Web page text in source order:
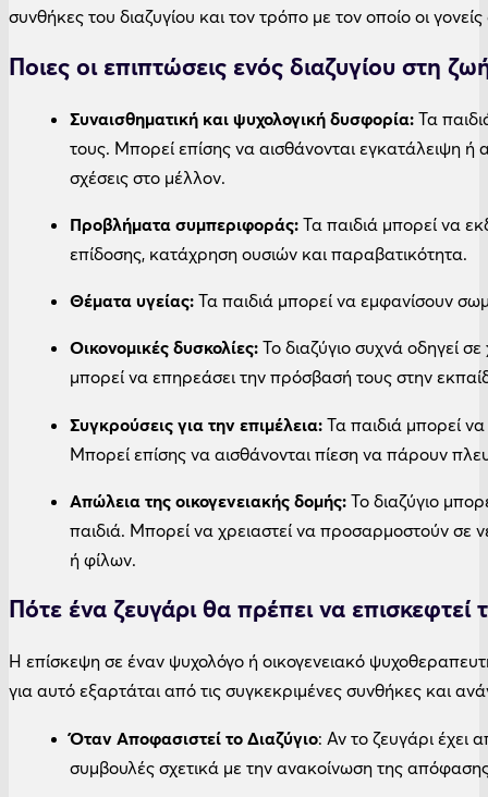
συνθήκες του διαζυγίου και τον τρόπο με τον οποίο οι
Ποιες οι επιπτώσεις ενός διαζυγίου στη
Συναισθηματική και ψυχολογική δυσφορία: Τα
τους. Μπορεί επίσης να αισθάνονται εγκατάλειψη
σχέσεις στο μέλλον.
Προβλήματα συμπεριφοράς: Τα παιδιά μπορεί να
επίδοσης, κατάχρηση ουσιών και παραβατικότητα.
Θέματα υγείας: Τα παιδιά μπορεί να εμφανίσουν
Οικονομικές δυσκολίες: Το διαζύγιο συχνά οδηγεί
μπορεί να επηρεάσει την πρόσβασή τους στην
Συγκρούσεις για την επιμέλεια: Τα παιδιά μπορεί
Μπορεί επίσης να αισθάνονται πίεση να πάρουν
Απώλεια της οικογενειακής δομής:Το διαζύγιο
παιδιά. Μπορεί να χρειαστεί να προσαρμοστούν σε
ή φίλων.
Πότε ένα ζευγάρι θα πρέπει να
Η επίσκεψη σε έναν ψυχολόγο ή οικογενειακό
για αυτό εξαρτάται από τις συγκεκριμένες συνθήκες και
Όταν Αποφασιστεί το Διαζύγιο: Αν το ζευγάρι έχει
συμβουλές σχετικά με την ανακοίνωση της